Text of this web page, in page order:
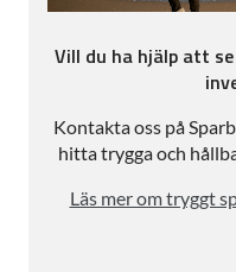
Vill du ha hjälp att
Kontakta oss på
hitta trygga och
Läs mer om tryggt